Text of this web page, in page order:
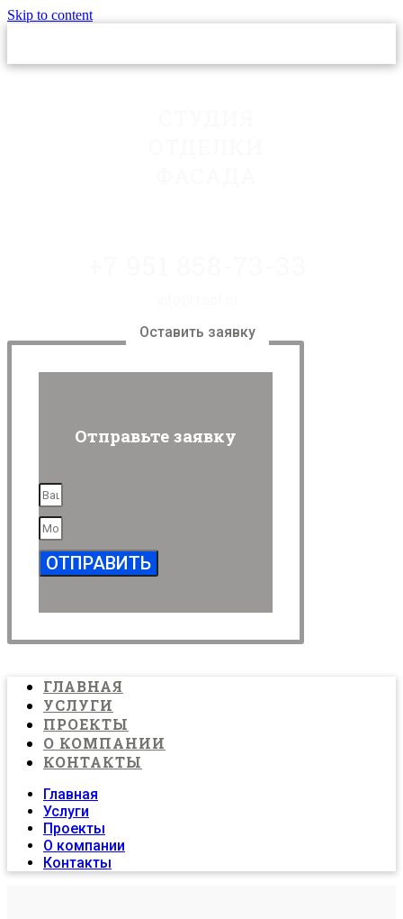
Skip to content
Оставить заявку
Отправьте заявку
ОТПРАВИТЬ
ГЛАВНАЯ
УСЛУГИ
ПРОЕКТЫ
О КОМПАНИИ
КОНТАКТЫ
Главная
Услуги
Проекты
О компании
Контакты